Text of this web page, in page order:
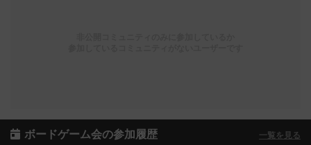
ボードゲーム会の参加履歴 一覧を見る